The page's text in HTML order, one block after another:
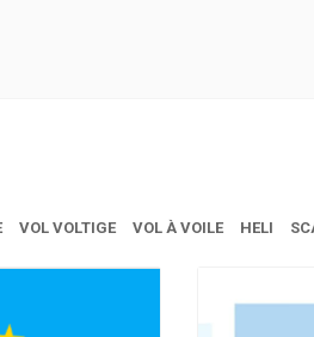
VOL VOLTIGE VOL À VOILE HELI